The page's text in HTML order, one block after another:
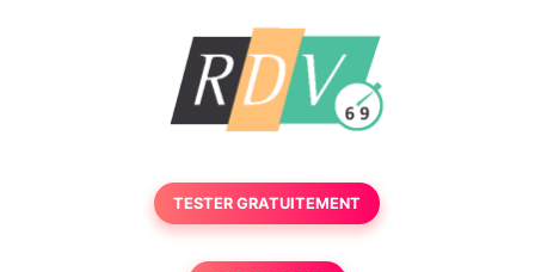
TESTER GRATUITEMENT